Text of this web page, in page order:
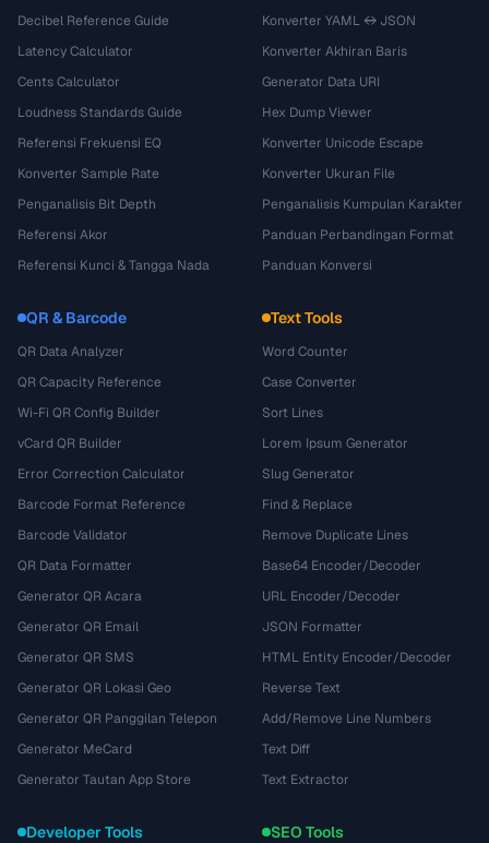
Decibel Reference Guide
Latency Calculator
Cents Calculator
Loudness Standards Guide
Referensi Frekuensi EQ
Konverter Sample Rate
Penganalisis Bit Depth
Referensi Akor
Referensi Kunci & Tangga Nada
Konverter YAML ↔ JSON
Konverter Akhiran Baris
Generator Data URI
Hex Dump Viewer
Konverter Unicode Escape
Konverter Ukuran File
Penganalisis Kumpulan Karakter
Panduan Perbandingan Format
Panduan Konversi
QR & Barcode
QR Data Analyzer
QR Capacity Reference
Wi-Fi QR Config Builder
vCard QR Builder
Error Correction Calculator
Barcode Format Reference
Barcode Validator
QR Data Formatter
Generator QR Acara
Generator QR Email
Generator QR SMS
Generator QR Lokasi Geo
Generator QR Panggilan Telepon
Generator MeCard
Generator Tautan App Store
Text Tools
Word Counter
Case Converter
Sort Lines
Lorem Ipsum Generator
Slug Generator
Find & Replace
Remove Duplicate Lines
Base64 Encoder/Decoder
URL Encoder/Decoder
JSON Formatter
HTML Entity Encoder/Decoder
Reverse Text
Add/Remove Line Numbers
Text Diff
Text Extractor
Developer Tools SEO Tools